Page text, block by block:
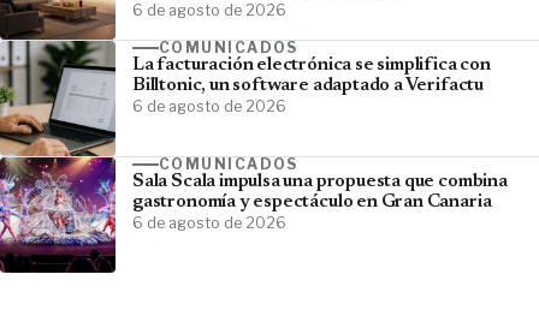
6 de agosto de 2026
COMUNICADOS
La facturación electrónica se simplifica con
Billtonic, un software adaptado a Verifactu
6 de agosto de 2026
COMUNICADOS
Sala Scala impulsa una propuesta que combina
gastronomía y espectáculo en Gran Canaria
6 de agosto de 2026